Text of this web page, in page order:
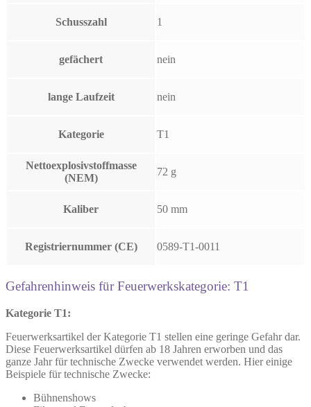
Schusszahl 1
gefächert nein
lange Laufzeit nein
Kategorie T1
Nettoexplosivstoffmasse
(NEM)
72 g
Kaliber 50 mm
Registriernummer (CE) 0589-T1-0011
Gefahrenhinweis für Feuerwerkskategorie: T1
Kategorie T1:
Feuerwerksartikel der Kategorie T1 stellen eine geringe Gefahr dar.
Diese Feuerwerksartikel dürfen ab 18 Jahren erworben und das
ganze Jahr für technische Zwecke verwendet werden. Hier einige
Beispiele für technische Zwecke:
Bühnenshows